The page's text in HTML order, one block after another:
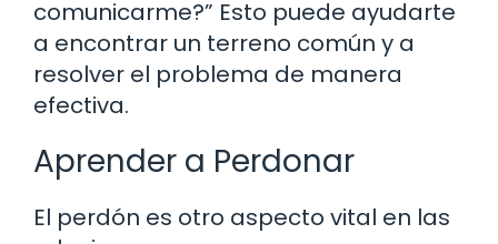
comunicarme?” Esto puede ayudarte
a encontrar un terreno común y a
resolver el problema de manera
efectiva.
Aprender a Perdonar
El perdón es otro aspecto vital en las